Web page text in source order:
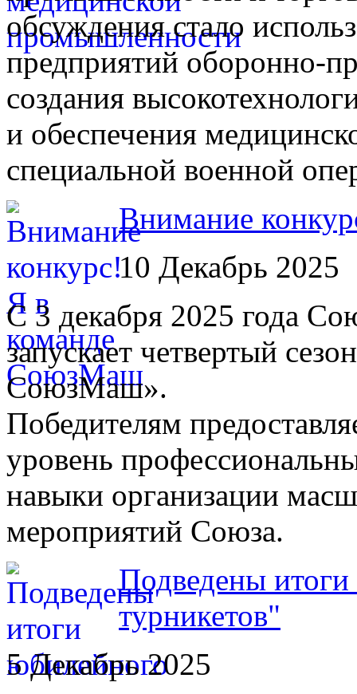
обсуждения стало
предприятий оборонно-
создания
и обеспечения
специальной военной
Внимание
10 Декабрь 2025
С 3 декабря 2025 года
запускает четвертый
СоюзМаш».
Победителям
уровень
навыки организации
мероприятий Союза.
Подведены
турникетов"
5 Декабрь 2025